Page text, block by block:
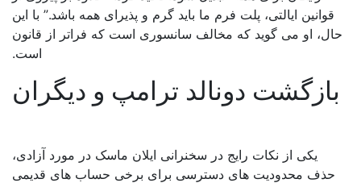
قوانین ایالتی، پلت فرم ما باید گرم و پذیرای همه باشد.” با این
او می گوید که مخالف سانسوری است که فراتر از قانون
است.
دونالد ترامپ و دیگران
یکی از نکات رایج در سخنرانی ایلان ماسک در مورد آزادی،
حذف محدودیت های دسترسی برای برخی حساب های قدیمی